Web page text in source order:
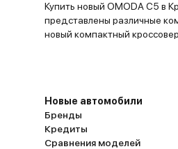
Купить новый OMODA C5 в
представлены различные
новый компактный
Новые автомобили
Бренды
Кредиты
Сравнения моделей